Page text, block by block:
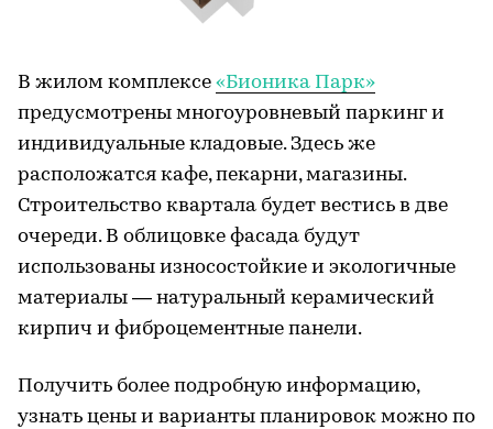
В жилом комплексе «Бионика Парк»
предусмотрены многоуровневый паркинг и
индивидуальные кладовые. Здесь же
расположатся кафе, пекарни, магазины.
Строительство квартала будет вестись в две
очереди. В облицовке фасада будут
использованы износостойкие и экологичные
материалы — натуральный керамический
кирпич и фиброцементные панели.
Получить более подробную информацию,
узнать цены и варианты планировок можно по